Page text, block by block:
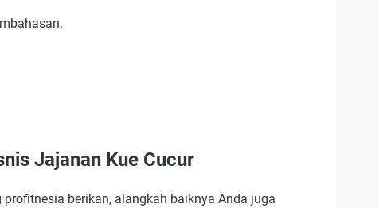
Jajanan Kue Cucur
berikan, alangkah baiknya Anda juga